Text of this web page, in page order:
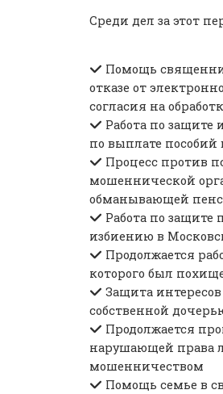
Среди дел за этот
Помощь
отказе от
согласия на
Работа по
по выплате пособий
Процесс против
мошеннической
обманывающей
Работа по
избиению в
Продолжается
которого был
Защита
собственной
Продолжается
нарушающей права
мошенничеством
Помощь семье в